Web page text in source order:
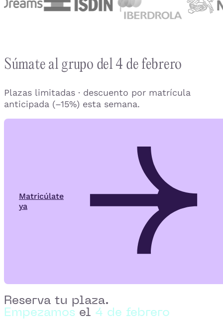
Súmate al grupo del 4 de febrero
Plazas limitadas · descuento por matrícula
anticipada (–15%) esta semana.
Matricúlate
ya
Reserva tu plaza.
Empezamos el 4 de febrero